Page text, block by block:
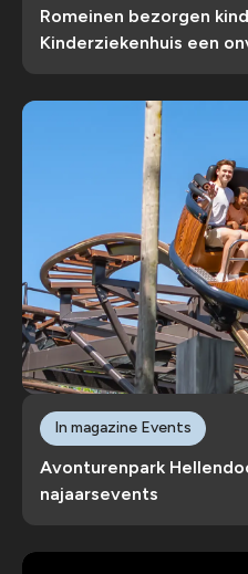
Romeinen bezorgen
Kinderziekenhuis een
Avonturenpark
najaarsevents
In magazine Events